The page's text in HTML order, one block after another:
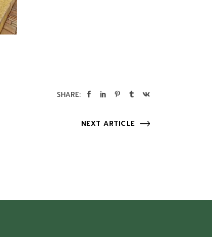
SHARE:
NEXT ARTICLE